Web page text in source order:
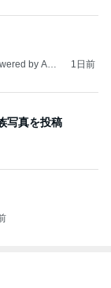
by Ame
1日前
写真を投稿